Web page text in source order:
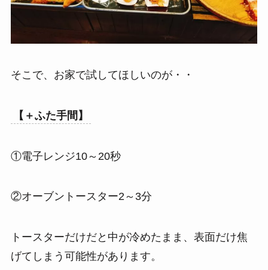
そこで、お家で試してほしいのが・・
【＋ふた手間】
①電子レンジ10～20秒
②オーブントースター2～3分
トースターだけだと中が冷めたまま、表面だけ焦
げてしまう可能性があります。